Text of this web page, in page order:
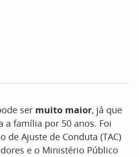
ser muito maior, já que
a família por 50 anos. Foi
de Ajuste de Conduta (TAC)
e o Ministério Público